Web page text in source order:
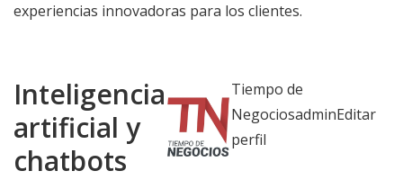
experiencias innovadoras para los clientes.
Inteligencia
artificial y
chatbots
Tiempo de
NegociosadminEditar
perfil